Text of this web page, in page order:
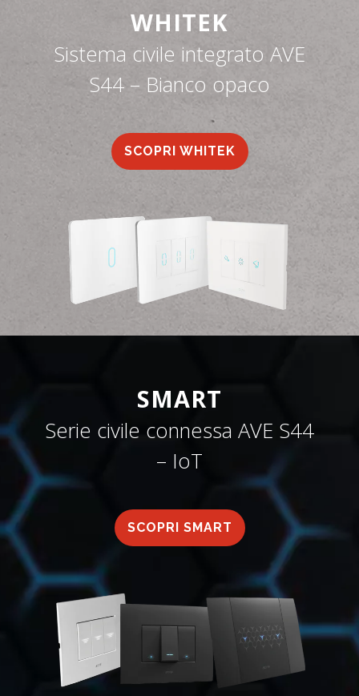
WHITEK
Sistema civile integrato AVE
S44 – Bianco opaco
SCOPRI WHITEK
SMART
Serie civile connessa AVE S44
– IoT
SCOPRI SMART